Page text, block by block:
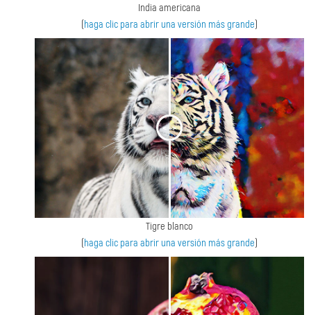
India americana
(haga clic para abrir una versión más grande)
< >
Tigre blanco
(haga clic para abrir una versión más grande)